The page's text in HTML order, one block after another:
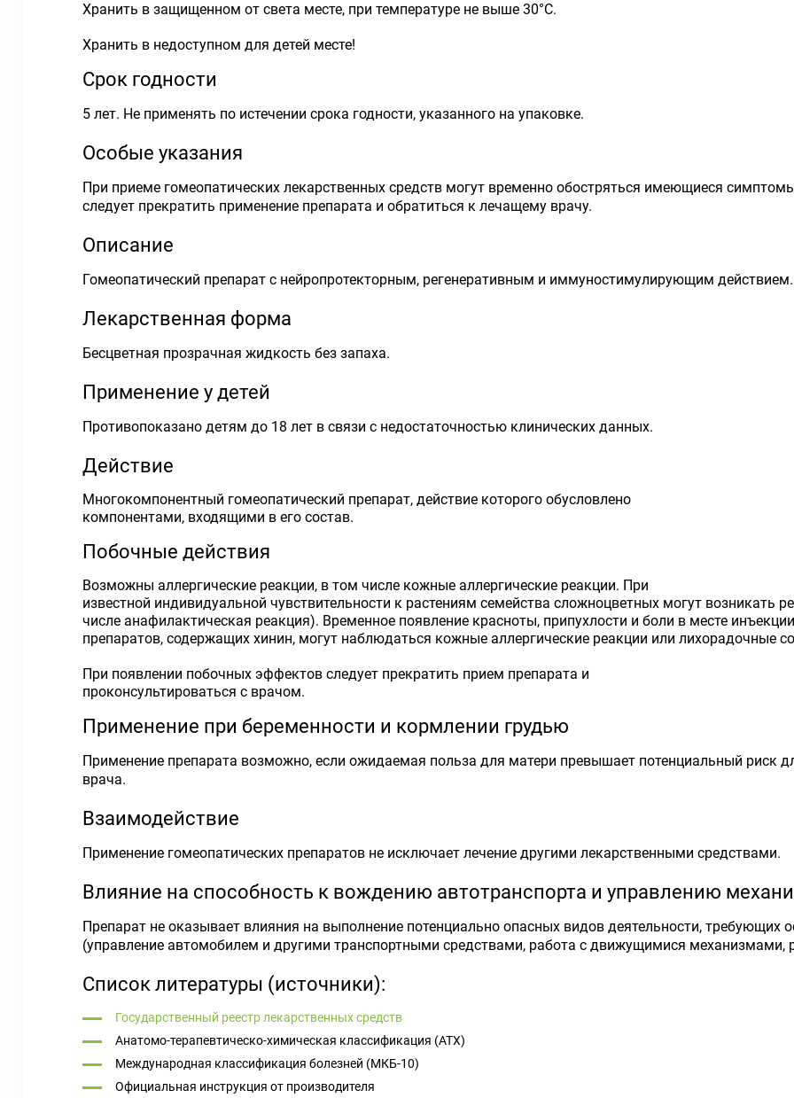
Хранить в защищенном от света месте, при температуре не выше 30°С.
Хранить в недоступном для детей месте!
Срок годности
5 лет. Не применять по истечении срока годности, указанного на упаковке.
Особые указания
При приеме гомеопатических лекарственных средств могут временно обостряться имеющиеся
следует прекратить применение препарата и обратиться к лечащему врачу.
Описание
Гомеопатический препарат с нейропротекторным, регенеративным и иммуностимулирующим действием.
Лекарственная форма
Бесцветная прозрачная жидкость без запаха.
Применение у детей
Противопоказано детям до 18 лет в связи с недостаточностью клинических данных.
Действие
Многокомпонентный гомеопатический препарат, действие которого обусловлено
компонентами, входящими в его состав.
Побочные действия
Возможны аллергические реакции, в том числе кожные аллергические реакции. При
известной индивидуальной чувствительности к растениям семейства сложноцветных могут возникать
числе анафилактическая реакция). Временное появление красноты, припухлости и боли в месте
препаратов, содержащих хинин, могут наблюдаться кожные аллергические реакции или лихорадочные
При появлении побочных эффектов следует прекратить прием препарата и
проконсультироваться с врачом.
Применение при беременности и кормлении грудью
Применение препарата возможно, если ожидаемая польза для матери превышает потенциальный риск
врача.
Взаимодействие
Применение гомеопатических препаратов не исключает лечение другими лекарственными средствами.
Влияние на способность к вождению автотранспорта и управлению
Препарат не оказывает влияния на выполнение потенциально опасных видов деятельности, требующих
(управление автомобилем и другими транспортными средствами, работа с движущимися механизмами,
Список литературы (источники):
Государственный реестр лекарственных средств
Анатомо-терапевтическо-химическая классификация (ATX)
Международная классификация болезней (МКБ-10)
Официальная инструкция от производителя